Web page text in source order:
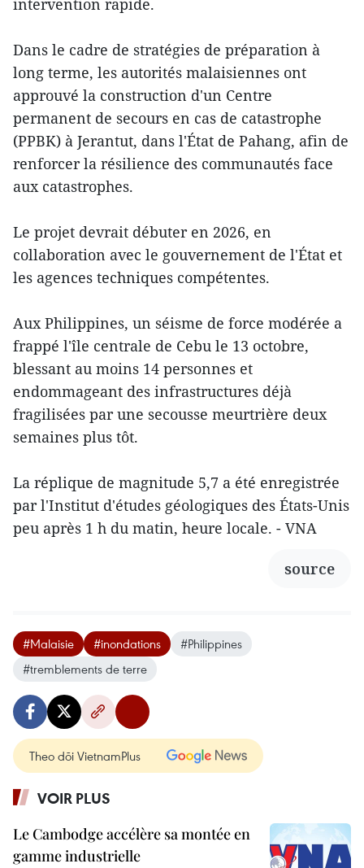
intervention rapide.
Dans le cadre de stratégies de préparation à
long terme, les autorités malaisiennes ont
approuvé la construction d'un Centre
permanent de secours en cas de catastrophe
(PPBK) à Jerantut, dans l'État de Pahang, afin de
renforcer la résilience des communautés face
aux catastrophes.
Le projet devrait débuter en 2026, en
collaboration avec le gouvernement de l'État et
les agences techniques compétentes.
Aux Philippines, un séisme de force modérée a
frappé l'île centrale de Cebu le 13 octobre,
blessant au moins 14 personnes et
endommageant des infrastructures déjà
fragilisées par une secousse meurtrière deux
semaines plus tôt.
La réplique de magnitude 5,7 a été enregistrée
par l'Institut d'études géologiques des États-Unis
peu après 1 h du matin, heure locale. - VNA
source
#Malaisie #inondations
#Philippines
#tremblements de terre
Theo dõi VietnamPlus
VOIR PLUS
Le Cambodge accélère sa montée en
gamme industrielle